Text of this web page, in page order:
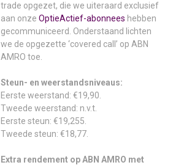
trade opgezet, die we uiteraard exclusief
aan onze OptieActief-abonnees hebben
gecommuniceerd. Onderstaand lichten
we de opgezette ‘covered call’ op ABN
AMRO toe.
Steun- en weerstandsniveaus:
Eerste weerstand: €19,90.
Tweede weerstand: n.v.t.
Eerste steun: €19,255.
Tweede steun: €18,77.
Extra rendement op ABN AMRO met